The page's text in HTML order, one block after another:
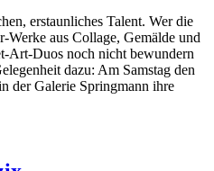
erstaunliches Talent. Wer die
Werke aus Collage, Gemälde und
Art-Duos noch nicht bewundern
dazu: Am Samstag den
der Galerie Springmann ihre